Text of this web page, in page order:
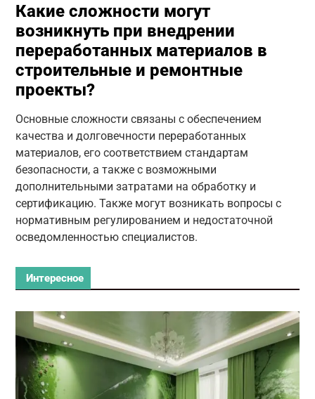
Какие сложности могут
возникнуть при внедрении
переработанных материалов в
строительные и ремонтные
проекты?
Основные сложности связаны с обеспечением
качества и долговечности переработанных
материалов, его соответствием стандартам
безопасности, а также с возможными
дополнительными затратами на обработку и
сертификацию. Также могут возникать вопросы с
нормативным регулированием и недостаточной
осведомленностью специалистов.
Интересное